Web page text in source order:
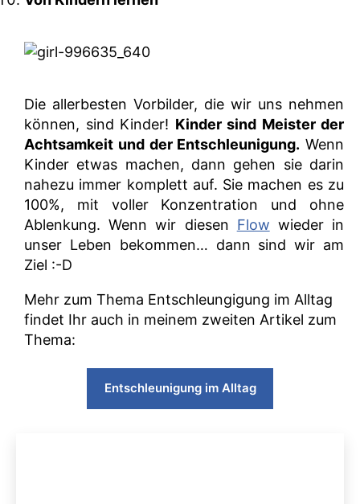
Die allerbesten Vorbilder, die wir uns nehmen
können, sind Kinder! Kinder sind Meister der
Achtsamkeit und der Entschleunigung. Wenn
Kinder etwas machen, dann gehen sie darin
nahezu immer komplett auf. Sie machen es zu
100%, mit voller Konzentration und ohne
Ablenkung. Wenn wir diesen Flow wieder in
unser Leben bekommen… dann sind wir am
Ziel :-D
Mehr zum Thema Entschleungigung im Alltag
findet Ihr auch in meinem zweiten Artikel zum
Thema:
Entschleunigung im Alltag